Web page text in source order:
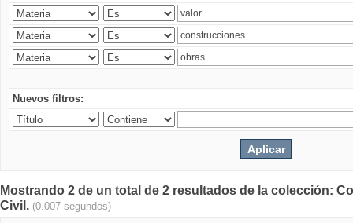
Nuevos filtros:
Mostrando 2 de un total de 2 resultados de la colección:
Civil. (0.007 segundos)